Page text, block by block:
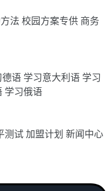
法 校园方案专供 商务
德语 学习意大利语 学习
学习俄语
测试加盟计划 新闻中心